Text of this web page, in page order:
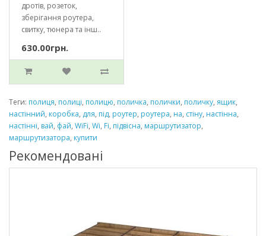
дротів, розеток,
зберігання роутера,
свитку, тюнера та інш..
630.00грн.
Теги: полиця, полиці, полицю, поличка, полички, поличку, ящик,
настінний, коробка, для, під, роутер, роутера, на, стіну, настінна,
настінні, вай, фай, WiFi, Wi, Fi, підвісна, маршрутизатор,
маршрутизатора, купити
Рекомендовані